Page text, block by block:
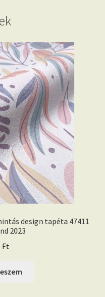
design tapéta 47411
2023
Ft